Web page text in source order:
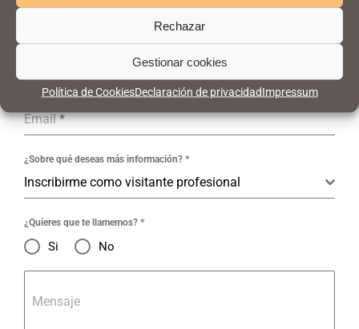
Rechazar
Gestionar cookies
Política de CookiesDeclaración de privacidadImpressum
Email*
¿Sobre qué deseas más información? *
Inscribirme como visitante profesional
¿Quieres que te llamemos? *
Si No
Mensaje